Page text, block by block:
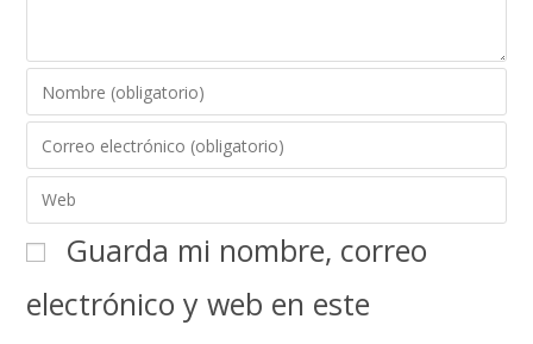
Guarda mi nombre, correo
electrónico y web en este